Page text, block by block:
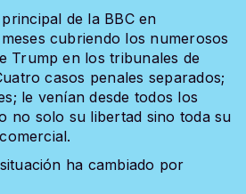
de la BBC en
cubriendo los numerosos
Trump en los tribunales de
casos penales separados;
le venían desde todos los
no solo su libertad sino toda su
ha cambiado por